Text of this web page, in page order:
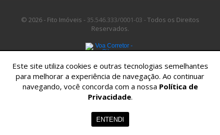
© 2026 - Fito Imóveis - 35.546.333/0001-03 -Todos os Direitos
Reservados.
Este site utiliza cookies e outras tecnologias semelhantes
para melhorar a experiência de navegação. Ao continuar
navegando, você concorda com a nossa Política de
Privacidade.
ENTENDI